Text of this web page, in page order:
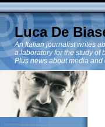
Luca De
An Italian journalist writes
a laboratory for the study of
Plus news about media and